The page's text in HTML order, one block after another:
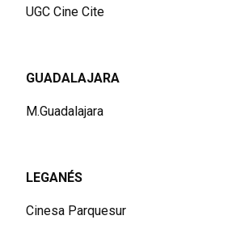
UGC Cine Cite
GUADALAJARA
M.Guadalajara
LEGANÉS
Cinesa Parquesur